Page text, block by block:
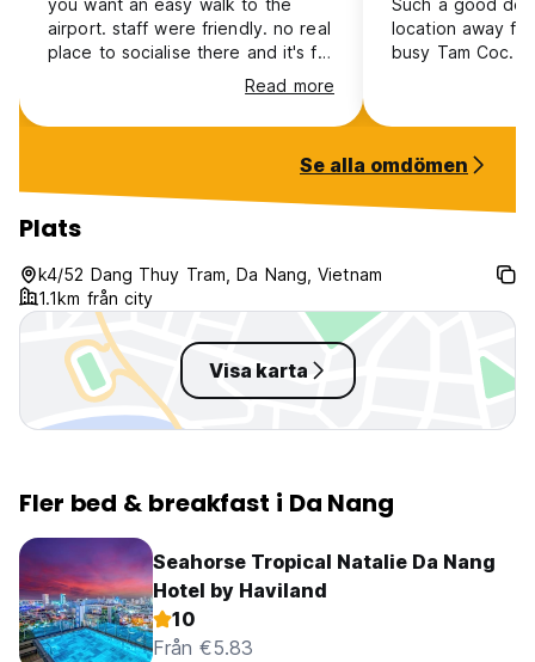
you want an easy walk to the
airport. staff were friendly. no real
place to socialise there and it's far
from town but it's the price to pay
if you want to be near the airport.
Bottom line : I'd stay again. thanks.
Read more
Such a good
location away
busy Tam Coc.
were so sweet
bike away. And
food here was
There’s a
dog and the
who is here on
Se alla omdömen
Plats
k4/52 Dang Thuy Tram, Da Nang, Vietnam
1.1km från city
Visa karta
Fler bed & breakfast i Da Nang
Seahorse Tropical Natalie Da Nang
Hotel by Haviland
10
Från €5.83